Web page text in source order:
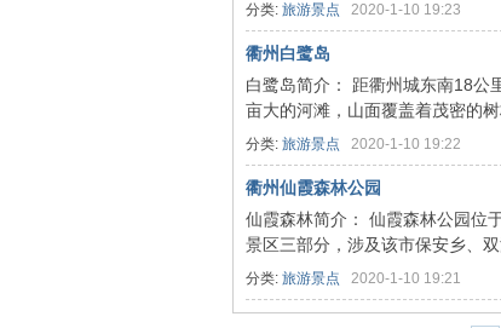
营
分类: 旅游景点 2020-1-10 19:23
衢州白鹭岛
白鹭岛简介： 距衢州城东南18公
亩大的河滩，山面覆盖着茂密的
分类: 旅游景点 2020-1-10 19:22
衢州仙霞森林公园
仙霞森林简介： 仙霞森林公园位
景区三部分，涉及该市保安乡、
分类: 旅游景点 2020-1-10 19:21